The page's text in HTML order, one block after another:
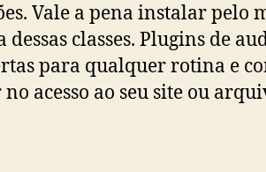
Vale a pena instalar pelo
dessas classes. Plugins de
para qualquer rotina e
acesso ao seu site ou